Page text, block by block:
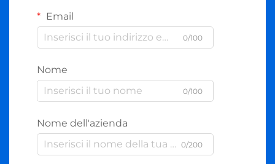
Email
0/100
Nome
0/100
Nome dell'azienda
0/200